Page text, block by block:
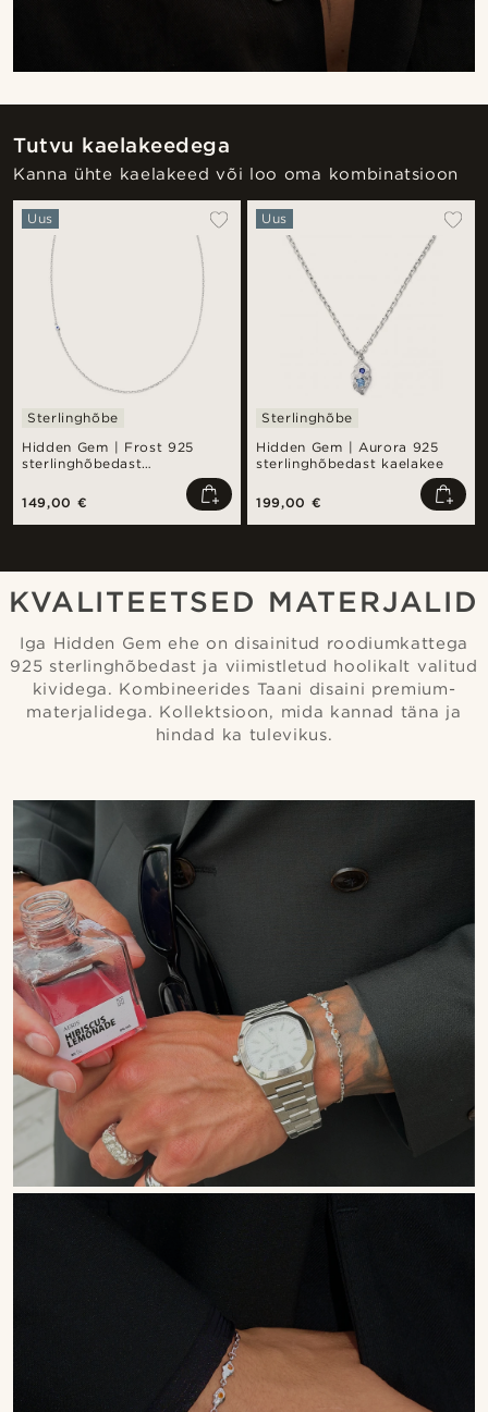
Tutvu kaelakeedega
Kanna ühte kaelakeed või loo oma kombinatsioon
Hidden Gem | Frost 925
sterlinghõbedast
Uus
Sterlinghõbe
149,00 €
Hidden Gem | Aurora 925
sterlinghõbedast kaelakee
Uus
Sterlinghõbe
199,00 €
KVALITEETSED MATERJALID
Iga Hidden Gem ehe on disainitud roodiumkattega
925 sterlinghõbedast ja viimistletud hoolikalt valitud
kividega. Kombineerides Taani disaini premium-
materjalidega. Kollektsioon, mida kannad täna ja
hindad ka tulevikus.